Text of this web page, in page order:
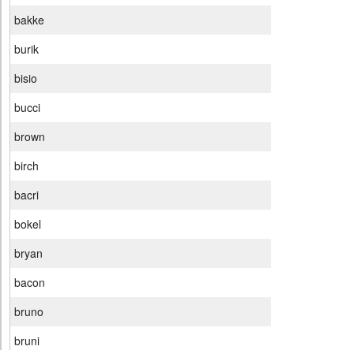
bakke
burik
bisio
bucci
brown
birch
bacri
bokel
bryan
bacon
bruno
bruni